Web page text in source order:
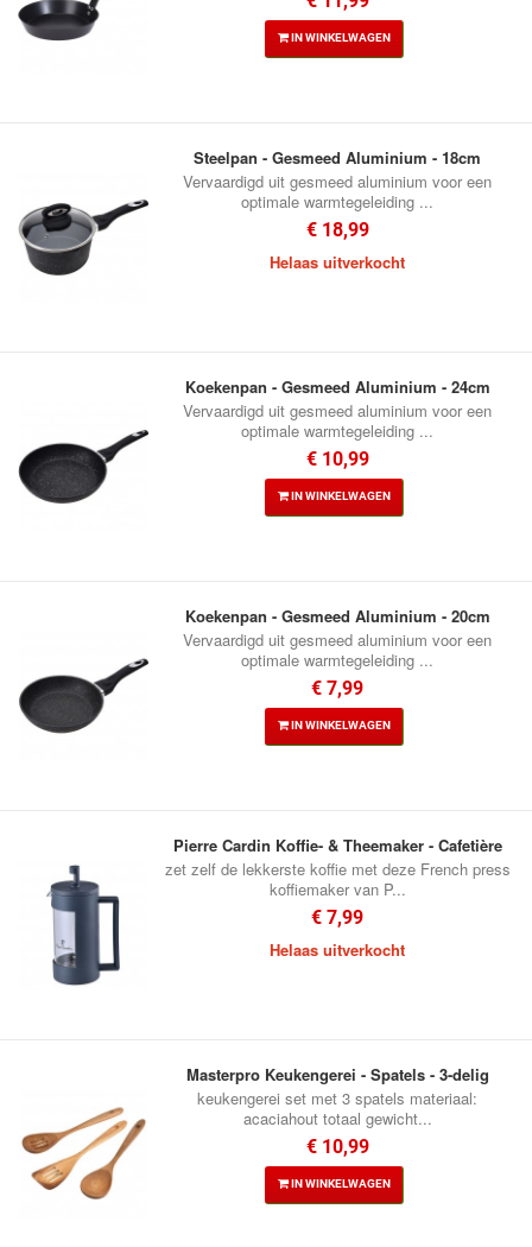
IN WINKELWAGEN
Steelpan - Gesmeed Aluminium - 18cm
Vervaardigd uit gesmeed aluminium voor een
optimale warmtegeleiding ...
€ 18,99
Helaas uitverkocht
Koekenpan - Gesmeed Aluminium - 24cm
Vervaardigd uit gesmeed aluminium voor een
optimale warmtegeleiding ...
€ 10,99
IN WINKELWAGEN
Koekenpan - Gesmeed Aluminium - 20cm
Vervaardigd uit gesmeed aluminium voor een
optimale warmtegeleiding ...
€ 7,99
IN WINKELWAGEN
Pierre Cardin Koffie- & Theemaker - Cafetière
zet zelf de lekkerste koffie met deze French press
koffiemaker van P...
€ 7,99
Helaas uitverkocht
Masterpro Keukengerei - Spatels - 3-delig
keukengerei set met 3 spatels materiaal:
acaciahout totaal gewicht...
€ 10,99
IN WINKELWAGEN